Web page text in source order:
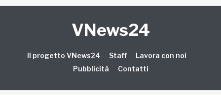
VNews24
Il progetto VNews24 Staff
Lavora con noi
Pubblicità
Contatti